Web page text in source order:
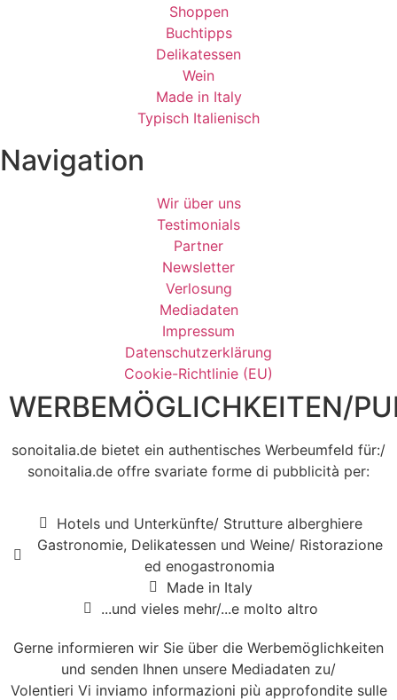
Shoppen
Buchtipps
Delikatessen
Wein
Made in Italy
Typisch Italienisch
Navigation
Wir über uns
Testimonials
Partner
Newsletter
Verlosung
Mediadaten
Impressum
Datenschutzerklärung
Cookie-Richtlinie (EU)
WERBEMÖGLICHKEITEN/
sonoitalia.de bietet ein authentisches Werbeumfeld für:/
sonoitalia.de offre svariate forme di pubblicità per:
Hotels und Unterkünfte/ Strutture alberghiere
Gastronomie, Delikatessen und Weine/ Ristorazione
ed enogastronomia
Made in Italy
...und vieles mehr/...e molto altro
Gerne informieren wir Sie über die Werbemöglichkeiten
und senden Ihnen unsere Mediadaten zu/
Volentieri Vi inviamo informazioni più approfondite sulle